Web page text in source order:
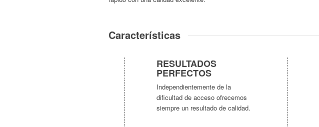
Características
RESULTADOS
PERFECTOS
Independientemente de la
dificultad de acceso ofrecemos
siempre un resultado de calidad.